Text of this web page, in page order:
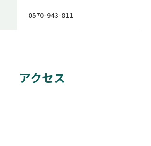
0570-943-811
アクセス